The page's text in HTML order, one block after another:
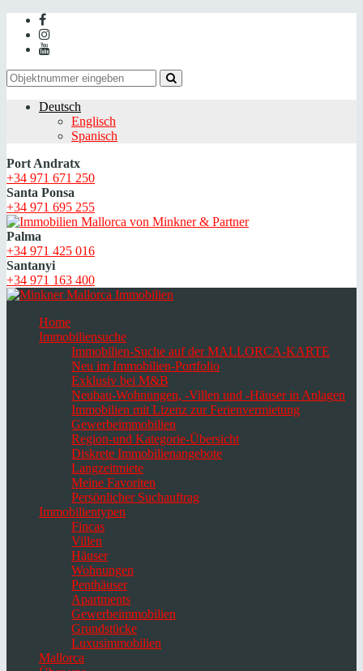
Deutsch
Englisch
Spanisch
Port Andratx
+34 971 671 250
Santa Ponsa
+34 971 695 255
Palma
+34 971 425 016
Santanyi
+34 971 163 400
Home
Immobiliensuche
Immobilien-Suche auf der MALLORCA-KARTE
Neu im Immobilien-Portfolio
Exklusiv bei M&B
Neubau-Wohnungen, -Villen und -Häuser in Anlagen
Immobilien mit Lizenz zur Ferienvermietung
Gewerbeimmobilien
Region-und Kategorie-Übersicht
Diskrete Immobilienangebote
Langzeitmiete
Meine Favoriten
Persönlicher Suchauftrag
Immobilientypen
Fincas
Villen
Häuser
Wohnungen
Penthäuser
Apartments
Gewerbeimmobilien
Grundstücke
Luxusimmobilien
Mallorca